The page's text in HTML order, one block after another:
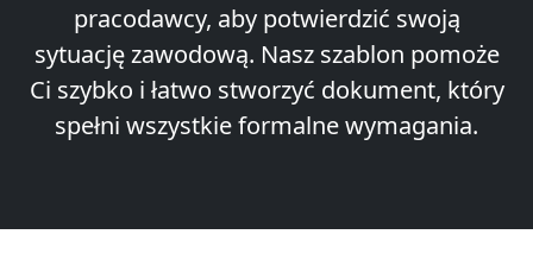
pracodawcy, aby potwierdzić swoją
sytuację zawodową. Nasz szablon pomoże
Ci szybko i łatwo stworzyć dokument, który
spełni wszystkie formalne wymagania.